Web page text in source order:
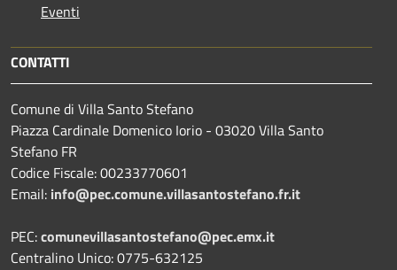
Eventi
CONTATTI
Comune di Villa Santo Stefano
Piazza Cardinale Domenico Iorio - 03020 Villa Santo
Stefano FR
Codice Fiscale: 00233770601
Email: info@pec.comune.villasantostefano.fr.it
PEC:comunevillasantostefano@pec.emx.it
Centralino Unico: 0775-632125